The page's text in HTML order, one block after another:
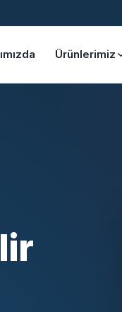
Ürünlerimiz